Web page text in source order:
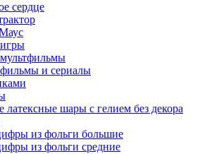
сердце
и сериалы
латексные шары с гелием без декора
из фольги большие
из фольги средние